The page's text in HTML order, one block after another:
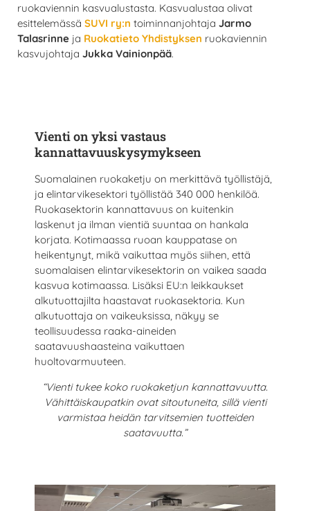
ruokaviennin kasvualustasta. Kasvualustaa olivat
esittelemässä SUVI ry:n toiminnanjohtaja Jarmo
Talasrinne ja Ruokatieto Yhdistyksen ruokaviennin
kasvujohtaja Jukka Vainionpää.
Vienti on yksi vastaus
kannattavuuskysymykseen
Suomalainen ruokaketju on merkittävä työllistäjä,
ja elintarvikesektori työllistää 340 000 henkilöä.
Ruokasektorin kannattavuus on kuitenkin
laskenut ja ilman vientiä suuntaa on hankala
korjata. Kotimaassa ruoan kauppatase on
heikentynyt, mikä vaikuttaa myös siihen, että
suomalaisen elintarvikesektorin on vaikea saada
kasvua kotimaassa. Lisäksi EU:n leikkaukset
alkutuottajilta haastavat ruokasektoria. Kun
alkutuottaja on vaikeuksissa, näkyy se
teollisuudessa raaka-aineiden
saatavuushaasteina vaikuttaen
huoltovarmuuteen.
“Vienti tukee koko ruokaketjun kannattavuutta.
Vähittäiskaupatkin ovat sitoutuneita, sillä vienti
varmistaa heidän tarvitsemien tuotteiden
saatavuutta.”